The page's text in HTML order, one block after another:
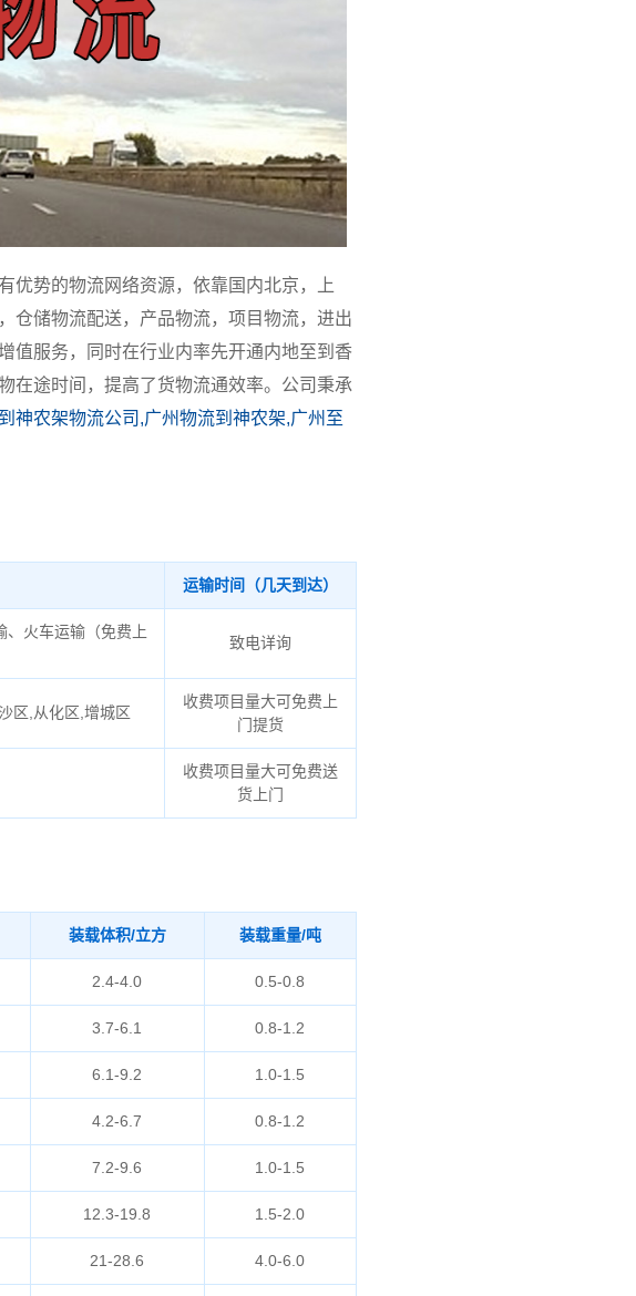
优势的物流网络资源，依靠国内北京，上
仓储物流配送，产品物流，项目物流，进出
值服务，同时在行业内率先开通内地至到香
在途时间，提高了货物流通效率。公司秉承
神农架物流公司,广州物流到神农架,广州至
运输时间（几天到达）
、火车运输（免费上
致电详询
区,从化区,增城区
收费项目量大可免费上
门提货
收费项目量大可免费送
货上门
装载体积/立方 装载重量/吨
2.4-4.0 0.5-0.8
3.7-6.1 0.8-1.2
6.1-9.2 1.0-1.5
4.2-6.7 0.8-1.2
7.2-9.6 1.0-1.5
12.3-19.8 1.5-2.0
21-28.6 4.0-6.0